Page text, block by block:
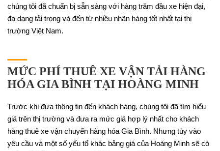
chúng tôi đã chuẩn bị sẵn sàng với hàng trăm đầu xe hiện đại,
đa dạng tải trọng và đến từ nhiều nhãn hàng tốt nhất tại thị
trường Việt Nam.
MỨC PHÍ THUÊ XE VẬN TẢI HÀNG
HÓA GIA BÌNH TẠI HOÀNG MINH
Trước khi đưa thông tin đến khách hàng, chúng tôi đã tìm hiểu
giá trên thị trường và đưa ra mức giá hợp lý nhất cho khách
hàng thuê xe vận chuyển hàng hóa Gia Bình. Nhưng tùy vào
yêu cầu và một số yếu tố khác bảng giá của Hoàng Minh sẽ có